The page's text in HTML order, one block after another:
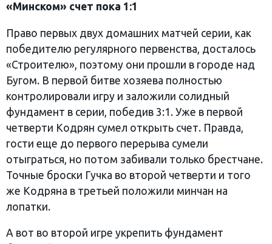
«Минском» счет пока 1:1
Право первых двух домашних матчей серии, как
победителю регулярного первенства, досталось
«Строителю», поэтому они прошли в городе над
Бугом. В первой битве хозяева полностью
контролировали игру и заложили солидный
фундамент в серии, победив 3:1. Уже в первой
четверти Кодрян сумел открыть счет. Правда,
гости еще до первого перерыва сумели
отыграться, но потом забивали только брестчане.
Точные броски Гучка во второй четверти и того
же Кодряна в третьей положили минчан на
лопатки.
А вот во второй игре укрепить фундамент